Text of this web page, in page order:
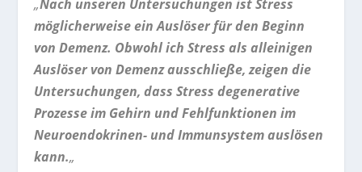
„Nach unseren Untersuchungen ist Stress
möglicherweise ein Auslöser für den Beginn
von Demenz. Obwohl ich Stress als alleinigen
Auslöser von Demenz ausschließe, zeigen die
Untersuchungen, dass Stress degenerative
Prozesse im Gehirn und Fehlfunktionen im
Neuroendokrinen- und Immunsystem auslösen
kann.„